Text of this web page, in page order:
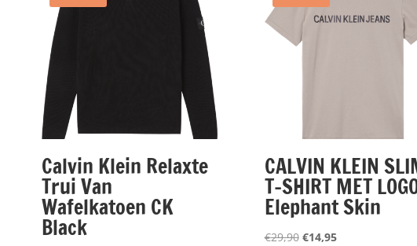
Calvin Klein Relaxte
Trui Van
Wafelkatoen CK
Black
CALVIN KLEIN
T-SHIRT MET
Elephant Skin
€29,90 Oorspronkelijke
€14,95Huidige